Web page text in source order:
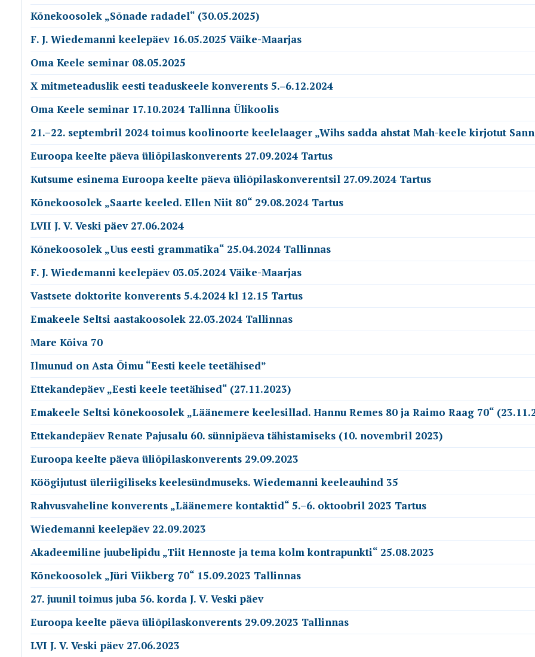
Kõnekoosolek „Sõnade radadel“ (30.05.2025)
F. J. Wiedemanni keelepäev 16.05.2025 Väike-Maarjas
Oma Keele seminar 08.05.2025
X mitmeteaduslik eesti teaduskeele konverents 5.‒6.12.2024
Oma Keele seminar 17.10.2024 Tallinna Ülikoolis
21.–22. septembril 2024 toimus koolinoorte keelelaager „Wihs sadda ahstat Mah-keele kirjotut
Euroopa keelte päeva üliõpilaskonverents 27.09.2024 Tartus
Kutsume esinema Euroopa keelte päeva üliõpilaskonverentsil 27.09.2024 Tartus
Kõnekoosolek „Saarte keeled. Ellen Niit 80“ 29.08.2024 Tartus
LVII J. V. Veski päev 27.06.2024
Kõnekoosolek „Uus eesti grammatika“ 25.04.2024 Tallinnas
F. J. Wiedemanni keelepäev 03.05.2024 Väike-Maarjas
Vastsete doktorite konverents 5.4.2024 kl 12.15 Tartus
Emakeele Seltsi aastakoosolek 22.03.2024 Tallinnas
Mare Kõiva 70
Ilmunud on Asta Õimu “Eesti keele teetähised”
Ettekandepäev „Eesti keele teetähised“ (27.11.2023)
Emakeele Seltsi kõnekoosolek „Läänemere keelesillad. Hannu Remes 80 ja Raimo Raag 70“
Ettekandepäev Renate Pajusalu 60. sünnipäeva tähistamiseks (10. novembril 2023)
Euroopa keelte päeva üliõpilaskonverents 29.09.2023
Köögijutust üleriigiliseks keelesündmuseks. Wiedemanni keeleauhind 35
Rahvusvaheline konverents „Läänemere kontaktid“ 5.–6. oktoobril 2023 Tartus
Wiedemanni keelepäev 22.09.2023
Akadeemiline juubelipidu „Tiit Hennoste ja tema kolm kontrapunkti“ 25.08.2023
Kõnekoosolek „Jüri Viikberg 70“ 15.09.2023 Tallinnas
27. juunil toimus juba 56. korda J. V. Veski päev
Euroopa keelte päeva üliõpilaskonverents 29.09.2023 Tallinnas
LVI J. V. Veski päev 27.06.2023